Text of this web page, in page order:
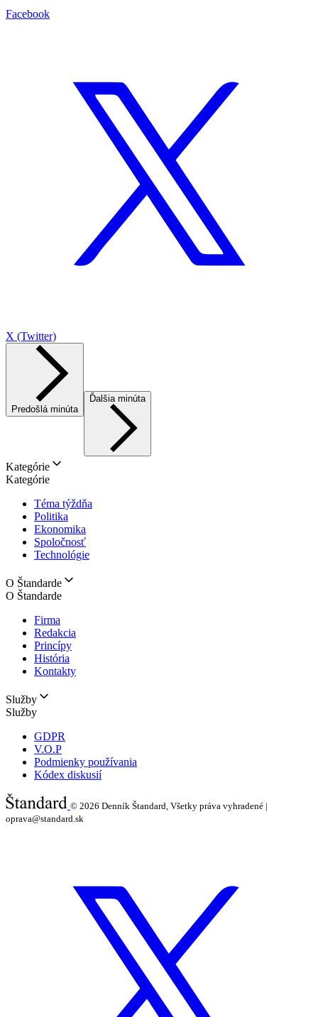
Facebook
X (Twitter)
Predošlá minúta
Ďalšia minúta
Kategórie
Kategórie
Téma týždňa
Politika
Ekonomika
Spoločnosť
Technológie
O Štandarde
O Štandarde
Firma
Redakcia
Princípy
História
Kontakty
Služby
Služby
GDPR
V.O.P
Podmienky používania
Kódex diskusií
© 2026 Denník Štandard, Všetky práva vyhradené |
oprava@standard.sk